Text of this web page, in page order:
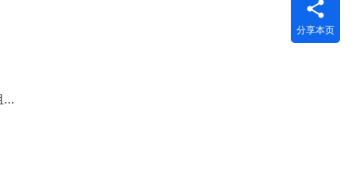
分享本页